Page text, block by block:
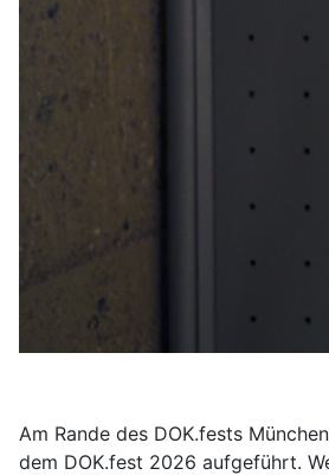
Am Rande des DOK.fests
dem DOK.fest 2026 aufgeführt.